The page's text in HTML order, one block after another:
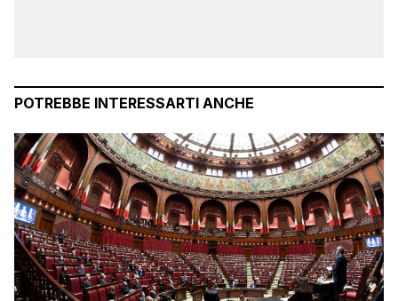
POTREBBE INTERESSARTI ANCHE